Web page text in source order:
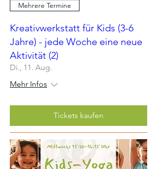
Mehrere Termine
Kreativwerkstatt für Kids (3-6
Jahre) - jede Woche eine neue
Aktivität (2)
Di., 11. Aug.
Mehr Infos
Tickets kaufen